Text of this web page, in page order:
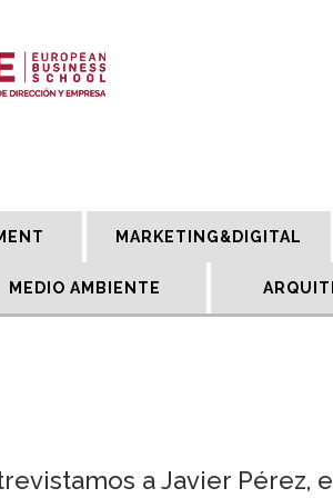
MARKETING&DIGITAL
MEDIO AMBIENTE
a Javier Pérez,